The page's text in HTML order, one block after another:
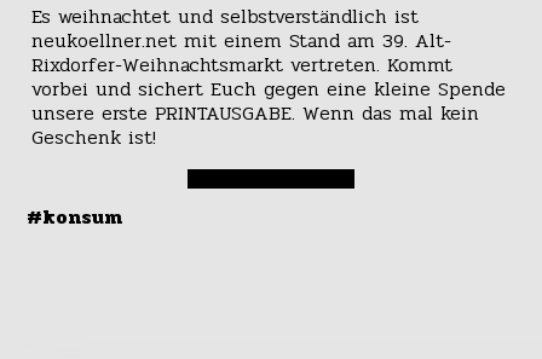
Es weihnachtet und selbstverständlich ist
neukoellner.net mit einem Stand am 39. Alt-
Rixdorfer-Weihnachtsmarkt vertreten. Kommt
vorbei und sichert Euch gegen eine kleine Spende
unsere erste PRINTAUSGABE. Wenn das mal kein
Geschenk ist!
#konsum